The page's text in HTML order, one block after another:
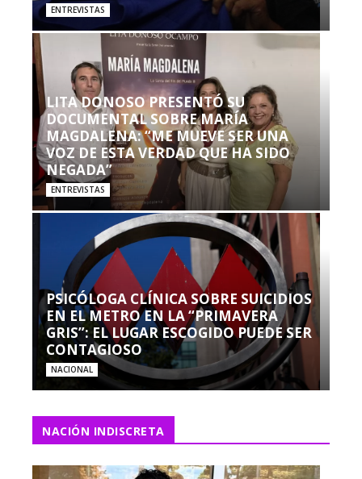
ENTREVISTAS
LITA DONOSO PRESENTÓ SU
DOCUMENTAL SOBRE MARÍA
MAGDALENA: “ME MUEVE SER UNA
VOZ DE ESTA VERDAD QUE HA SIDO
NEGADA”
ENTREVISTAS
PSICÓLOGA CLÍNICA SOBRE SUICIDIOS
EN EL METRO EN LA “PRIMAVERA
GRIS”: EL LUGAR ESCOGIDO PUEDE SER
CONTAGIOSO
NACIONAL
NACIÓN INDISCRETA